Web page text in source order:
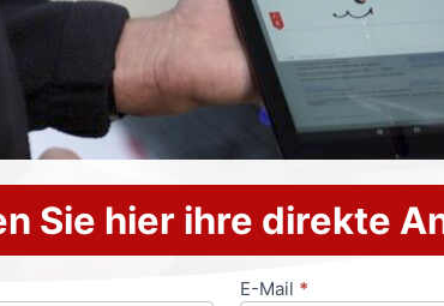
Sie hier ihre direkte
E-Mail *